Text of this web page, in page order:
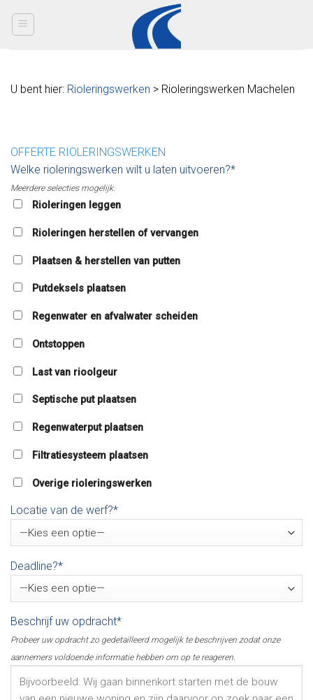
U bent hier: Rioleringswerken > Rioleringswerken Machelen
OFFERTE RIOLERINGSWERKEN
Welke rioleringswerken wilt u laten uitvoeren?*
Meerdere selecties mogelijk.
Rioleringen leggen
Rioleringen herstellen of vervangen
Plaatsen & herstellen van putten
Putdeksels plaatsen
Regenwater en afvalwater scheiden
Ontstoppen
Last van rioolgeur
Septische put plaatsen
Regenwaterput plaatsen
Filtratiesysteem plaatsen
Overige rioleringswerken
Locatie van de werf?*
Deadline?*
Beschrijf uw opdracht*
Probeer uw opdracht zo gedetailleerd mogelijk te beschrijven zodat onze
aannemers voldoende informatie hebben om op te reageren.